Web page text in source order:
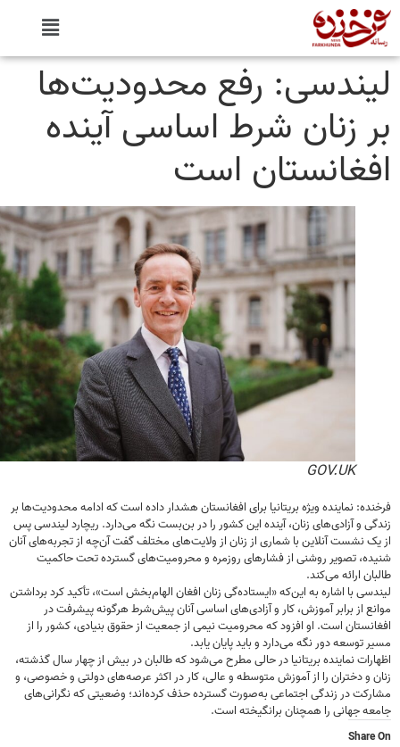
رفع محدودیت‌ها
زنان شرط اساسی آینده
است
GOV.UK
نماینده ویژه بریتانیا برای افغانستان هشدار داده است که ادامه محدودیت‌ها بر
و آزادی‌های زنان، آینده این کشور را در بن‌بست نگه می‌دارد. ریچارد لیندسی پس
نشست آنلاین با شماری از زنان از ولایت‌های مختلف گفت آن‌چه از تجربه‌های آنان
تصویر روشنی از فشارهای روزمره و محرومیت‌های گسترده تحت حاکمیت
ارائه می‌کند.
با اشاره به این‌که «ایستاده‌گی زنان افغان الهام‌بخش است»، تأکید کرد برداشتن
از برابر آموزش، کار و آزادی‌های اساسی آنان پیش‌شرط هرگونه پیشرفت در
است. او افزود که محرومیت نیمی از جمعیت از حقوق بنیادی، کشور را از
توسعه دور نگه می‌دارد و باید پایان یابد.
نماینده بریتانیا در حالی مطرح می‌شود که طالبان در بیش از چهار سال گذشته،
و دختران را از آموزش متوسطه و عالی، کار در اکثر عرصه‌های دولتی و خصوصی، و
در زندگی اجتماعی به‌صورت گسترده حذف کرده‌اند؛ وضعیتی که نگرانی‌های
جهانی را همچنان برانگیخته است.